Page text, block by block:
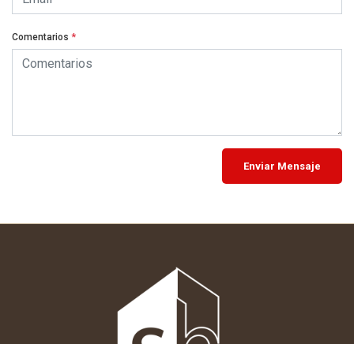
Comentarios *
Enviar Mensaje